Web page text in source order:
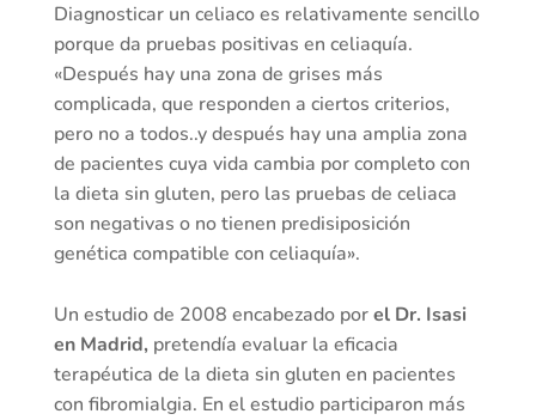
Diagnosticar un celiaco es relativamente sencillo
porque da pruebas positivas en celiaquía.
«Después hay una zona de grises más
complicada, que responden a ciertos criterios,
pero no a todos..y después hay una amplia zona
de pacientes cuya vida cambia por completo con
la dieta sin gluten, pero las pruebas de celiaca
son negativas o no tienen predisiposición
genética compatible con celiaquía».
Un estudio de 2008 encabezado porel Dr. Isasi
en Madrid, pretendía evaluar la eficacia
terapéutica de la dieta sin gluten en pacientes
con fibromialgia. En el estudio participaron más